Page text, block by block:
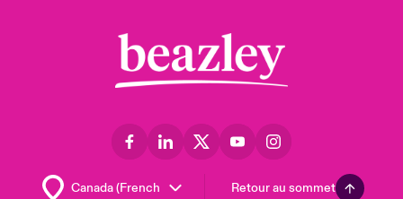
Retour au sommet